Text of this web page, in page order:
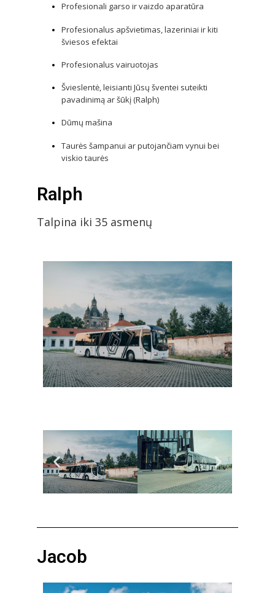
Profesionali garso ir vaizdo aparatūra
Profesionalus apšvietimas, lazeriniai ir kiti
šviesos efektai
Profesionalus vairuotojas
Švieslentė, leisianti Jūsų šventei suteikti
pavadinimą ar šūkį (Ralph)
Dūmų mašina
Taurės šampanui ar putojančiam vynui bei
viskio taurės
Ralph
Talpina iki 35 asmenų
Jacob